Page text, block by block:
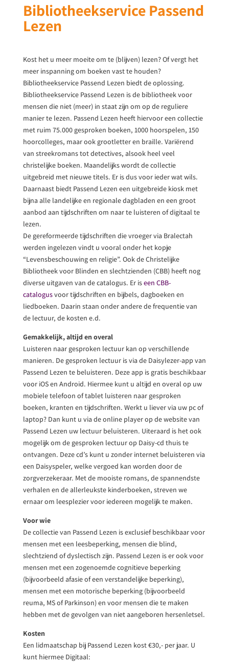
Bibliotheekservice Passend
Lezen
Kost het u meer moeite om te (blijven) lezen? Of vergt het
meer inspanning om boeken vast te houden?
Bibliotheekservice Passend Lezen biedt de oplossing.
Bibliotheekservice Passend Lezen is de bibliotheek voor
mensen die niet (meer) in staat zijn om op de reguliere
manier te lezen. Passend Lezen heeft hiervoor een collectie
met ruim 75.000 gesproken boeken, 1000 hoorspelen, 150
hoorcolleges, maar ook grootletter en braille. Variërend
van streekromans tot detectives, alsook heel veel
christelijke boeken. Maandelijks wordt de collectie
uitgebreid met nieuwe titels. Er is dus voor ieder wat wils.
Daarnaast biedt Passend Lezen een uitgebreide kiosk met
bijna alle landelijke en regionale dagbladen en een groot
aanbod aan tijdschriften om naar te luisteren of digitaal te
lezen.
De gereformeerde tijdschriften die vroeger via Bralectah
werden ingelezen vindt u vooral onder het kopje
“Levensbeschouwing en religie”. Ook de Christelijke
Bibliotheek voor Blinden en slechtzienden (CBB) heeft nog
diverse uitgaven van de catalogus. Er iseen CBB-
catalogusvoor tijdschriften en bijbels, dagboeken en
liedboeken. Daarin staan onder andere de frequentie van
de lectuur, de kosten e.d.
Gemakkelijk, altijd en overal
Luisteren naar gesproken lectuur kan op verschillende
manieren. De gesproken lectuur is via de Daisylezer-app van
Passend Lezen te beluisteren. Deze app is gratis beschikbaar
voor iOS en Android. Hiermee kunt u altijd en overal op uw
mobiele telefoon of tablet luisteren naar gesproken
boeken, kranten en tijdschriften. Werkt u liever via uw pc of
laptop? Dan kunt u via de online player op de website van
Passend Lezen uw lectuur beluisteren. Uiteraard is het ook
mogelijk om de gesproken lectuur op Daisy-cd thuis te
ontvangen. Deze cd’s kunt u zonder internet beluisteren via
een Daisyspeler, welke vergoed kan worden door de
zorgverzekeraar. Met de mooiste romans, de spannendste
verhalen en de allerleukste kinderboeken, streven we
ernaar om leesplezier voor iedereen mogelijk te maken.
Voor wie
De collectie van Passend Lezen is exclusief beschikbaar voor
mensen met een leesbeperking, mensen die blind,
slechtziend of dyslectisch zijn. Passend Lezen is er ook voor
mensen met een zogenoemde cognitieve beperking
(bijvoorbeeld afasie of een verstandelijke beperking),
mensen met een motorische beperking (bijvoorbeeld
reuma, MS of Parkinson) en voor mensen die te maken
hebben met de gevolgen van niet aangeboren hersenletsel.
Kosten
Een lidmaatschap bij Passend Lezen kost €30,- per jaar. U
kunt hiermee Digitaal: